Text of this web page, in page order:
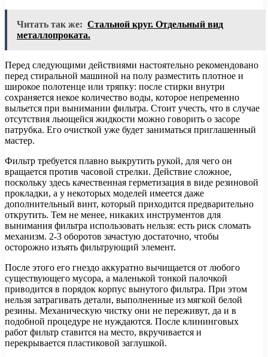
Читать так же: Стальной круг. Отдельный вид
металлопроката.
Перед следующими действиями настоятельно рекомендовано
перед стиральной машиной на полу разместить плотное и
широкое полотенце или тряпку: после стирки внутри
сохраняется некое количество воды, которое непременно
выльется при вынимании фильтра. Стоит учесть, что в случае
отсутствия льющейся жидкости можно говорить о засоре
патрубка. Его очисткой уже будет заниматься приглашенный
мастер.
Фильтр требуется плавно выкрутить рукой, для чего он
вращается против часовой стрелки. Действие сложное,
поскольку здесь качественная герметизация в виде резиновой
прокладки, а у некоторых моделей имеется даже
дополнительный винт, который приходится предварительно
открутить. Тем не менее, никаких инструментов для
вынимания фильтра использовать нельзя: есть риск сломать
механизм. 2-3 оборотов зачастую достаточно, чтобы
осторожно изъять фильтрующий элемент.
После этого его гнездо аккуратно вычищается от любого
существующего мусора, а маленькой тонкой палочкой
приводится в порядок корпус вынутого фильтра. При этом
нельзя затрагивать детали, выполненные из мягкой белой
резины. Механическую чистку они не переживут, да и в
подобной процедуре не нуждаются. После клининговых
работ фильтр ставится на место, вкручивается и
перекрывается пластиковой заглушкой.